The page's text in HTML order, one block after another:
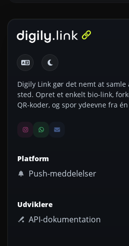
Digily Link gør det nemt at
sted. Opret et enkelt bio-link,
QR-koder, og spor ydeevne fra
Platform
Push-meddelelser
Udviklere
API-dokumentation